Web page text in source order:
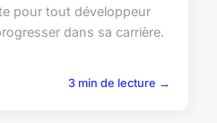
pour tout développeur
dans sa carrière.
3 min de lecture →